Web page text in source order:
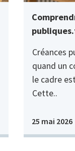
Créances
quand un
le cadre
Cette..
25 mai 2026